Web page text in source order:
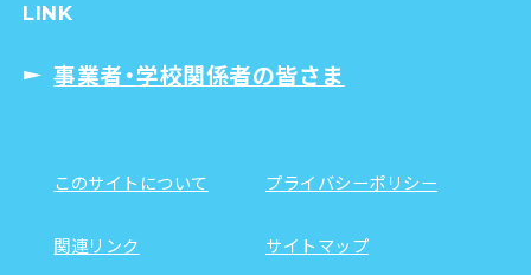
LINK
事業者・学校関係者の皆さま
このサイトについて プライバシーポリシー
関連リンク サイトマップ